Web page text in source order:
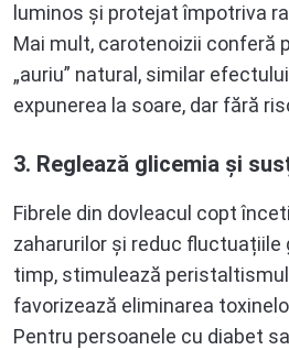
luminos și protejat împotriva
Mai mult, carotenoizii conferă
„auriu” natural, similar
expunerea la soare, dar fără
3. Reglează glicemia și
Fibrele din dovleacul copt
zaharurilor și reduc fluctuațiile
timp, stimulează
favorizează eliminarea
Pentru persoanele cu diabet